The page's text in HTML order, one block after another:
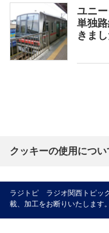
ユニ
単独
きま
クッキーの使用につい
ラジトピ ラジオ関西トピッ
載、加工をお断りいたします。